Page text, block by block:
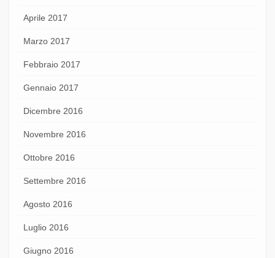
Aprile 2017
Marzo 2017
Febbraio 2017
Gennaio 2017
Dicembre 2016
Novembre 2016
Ottobre 2016
Settembre 2016
Agosto 2016
Luglio 2016
Giugno 2016